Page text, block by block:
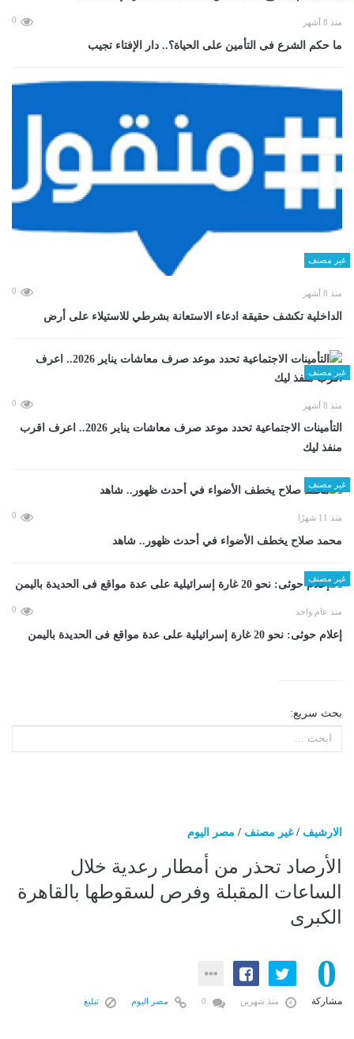
منذ 8 أشهر 0
ما حكم الشرع فى التأمين على الحياة؟.. دار الإفتاء تجيب
غير مصنف
منذ 8 أشهر 0
الداخلية تكشف حقيقة ادعاء الاستعانة بشرطي للاستيلاء على أرض
غير مصنف
منذ 8 أشهر 0
التأمينات الاجتماعية تحدد موعد صرف معاشات يناير 2026.. اعرف اقرب
منفذ ليك
غير مصنف
منذ 11 شهرًا 0
محمد صلاح يخطف الأضواء في أحدث ظهور.. شاهد
غير مصنف
منذ عام واحد 0
إعلام حوثى: نحو 20 غارة إسرائيلية على عدة مواقع فى الحديدة باليمن
بحث سريع:
الارشيف /غير مصنف / مصر اليوم
الأرصاد تحذر من أمطار رعدية خلال
الساعات المقبلة وفرص لسقوطها بالقاهرة
الكبرى
0
مشاركة منذ شهرين مصر اليوم تبليغ